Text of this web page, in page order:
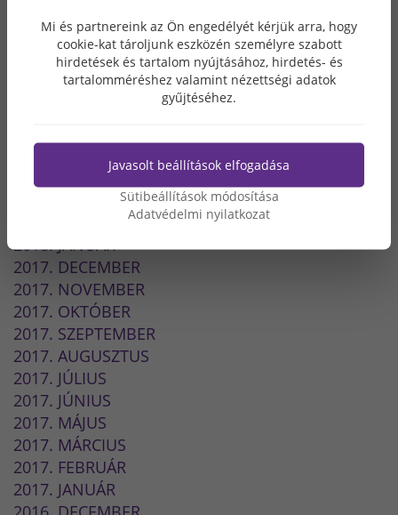
2018. DECEMBER
2018. OKTÓBER
2018. SZEPTEMBER
2018. AUGUSZTUS
2018. ÁPRILIS
2018. MÁRCIUS
2018. JANUÁR
2017. DECEMBER
2017. NOVEMBER
2017. OKTÓBER
2017. SZEPTEMBER
2017. AUGUSZTUS
2017. JÚLIUS
2017. JÚNIUS
2017. MÁJUS
2017. MÁRCIUS
2017. FEBRUÁR
2017. JANUÁR
Mi és partnereink az Ön engedélyét kérjük arra, hogy
cookie-kat tároljunk eszközén személyre szabott
hirdetések és tartalom nyújtásához, hirdetés- és
tartalomméréshez valamint nézettségi adatok
gyűjtéséhez.
Javasolt beállítások elfogadása
Sütibeállítások módosítása
Adatvédelmi nyilatkozat